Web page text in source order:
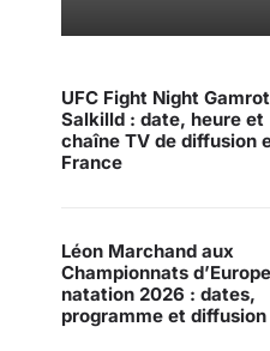
UFC Fight Night
Salkilld : date, heure et
chaîne TV de diffusion
France
Léon Marchand aux
Championnats
natation 2026 : dates,
programme et diffusion